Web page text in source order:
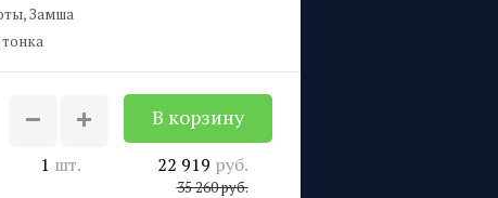
Замша
1 шт. 22 919 руб.
35 260руб.